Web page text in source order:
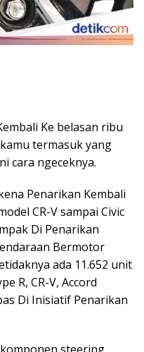
Ke belasan ribu
termasuk yang
cara ngeceknya.
Penarikan Kembali
CR-V sampai Civic
Di Penarikan
Bermotor
ada 11.652 unit
R, CR-V, Accord
Di Inisiatif Penarikan